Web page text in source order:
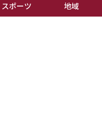
スポーツ 地域